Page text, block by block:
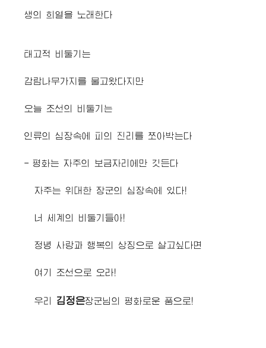
생의 희열을 노래한다
태고적 비둘기는
감람나무가지를 물고왔다지만
오늘 조선의 비둘기는
인류의 심장속에 피의 진리를 쪼아박는다
- 평화는 자주의 보금자리에만 깃든다
자주는 위대한 장군의 심장속에 있다!
너 세계의 비둘기들아!
정녕 사랑과 행복의 상징으로 살고싶다면
여기 조선으로 오라!
우리 김정은장군님 의 평화로운 품으로!